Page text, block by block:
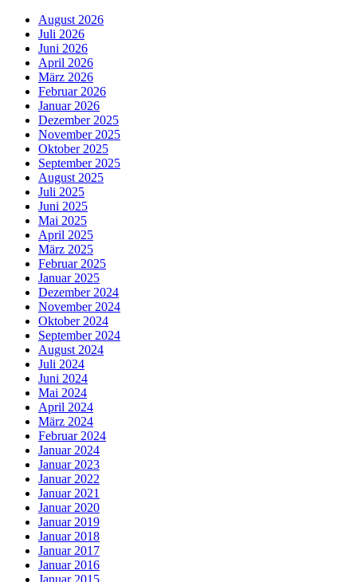
August 2026
Juli 2026
Juni 2026
April 2026
März 2026
Februar 2026
Januar 2026
Dezember 2025
November 2025
Oktober 2025
September 2025
August 2025
Juli 2025
Juni 2025
Mai 2025
April 2025
März 2025
Februar 2025
Januar 2025
Dezember 2024
November 2024
Oktober 2024
September 2024
August 2024
Juli 2024
Juni 2024
Mai 2024
April 2024
März 2024
Februar 2024
Januar 2024
Januar 2023
Januar 2022
Januar 2021
Januar 2020
Januar 2019
Januar 2018
Januar 2017
Januar 2016
Januar 2015